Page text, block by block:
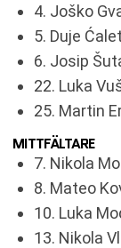
4. Joško
5. Duje
6. Josip
22. Luka
25. Martin
MITTFÄLTARE
7. Nikola
8. Mateo
10. Luka
13. Nikola